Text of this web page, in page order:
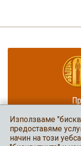
Използваме
предоставяме
начин на този